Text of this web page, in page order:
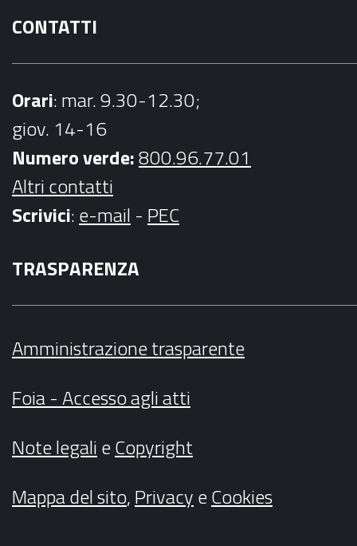
CONTATTI
Orari: mar. 9.30-12.30;
giov. 14-16
Numero verde:800.96.77.01
Altri contatti
Scrivici:e-mail - PEC
TRASPARENZA
Amministrazione trasparente
Foia - Accesso agli atti
Note legalieCopyright
Mappa del sito,PrivacyeCookies